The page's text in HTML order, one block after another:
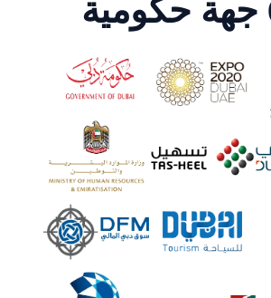
جهة حكومية